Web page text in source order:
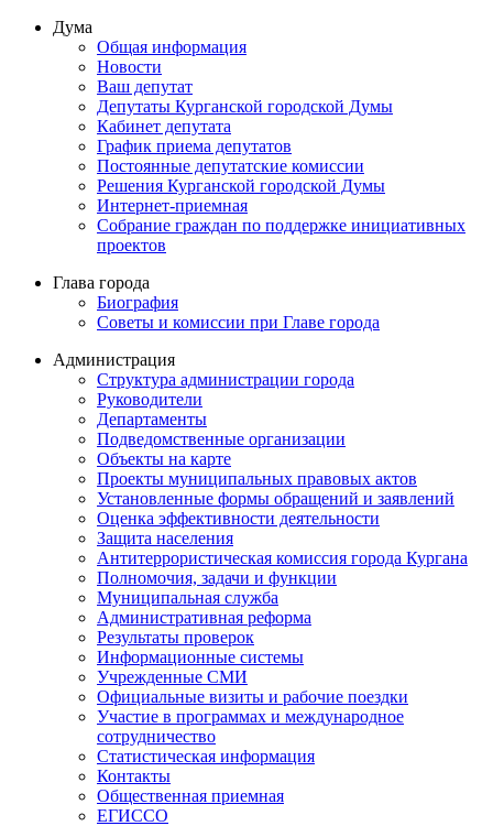
Дума
Общая информация
Новости
Ваш депутат
Депутаты Курганской городской Думы
Кабинет депутата
График приема депутатов
Постоянные депутатские комиссии
Решения Курганской городской Думы
Интернет-приемная
Собрание граждан по поддержке инициативных
проектов
Глава города
Биография
Советы и комиссии при Главе города
Администрация
Структура администрации города
Руководители
Департаменты
Подведомственные организации
Объекты на карте
Проекты муниципальных правовых актов
Установленные формы обращений и заявлений
Оценка эффективности деятельности
Защита населения
Антитеррористическая комиссия города Кургана
Полномочия, задачи и функции
Муниципальная служба
Административная реформа
Результаты проверок
Информационные системы
Учрежденные СМИ
Официальные визиты и рабочие поездки
Участие в программах и международное
сотрудничество
Статистическая информация
Контакты
Общественная приемная
ЕГИССО